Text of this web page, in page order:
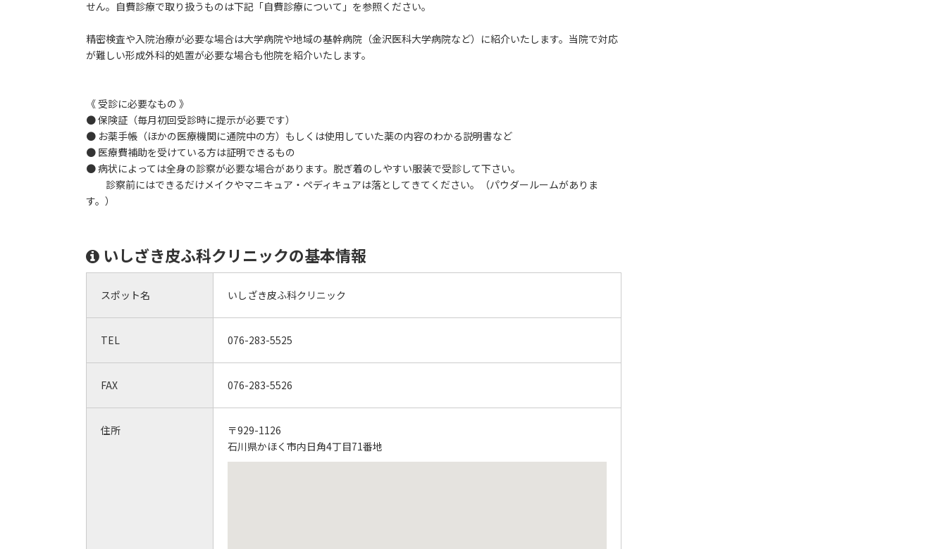
せん。自費診療で取り扱うものは下記「自費診療について」を参照ください。
精密検査や入院治療が必要な場合は大学病院や地域の基幹病院（金沢医科大学病院など）に紹介いたします。当院で対応
が難しい形成外科的処置が必要な場合も他院を紹介いたします。
《 受診に必要なもの 》
● 保険証（毎月初回受診時に提示が必要です）
● お薬手帳（ほかの医療機関に通院中の方）もしくは使用していた薬の内容のわかる説明書など
● 医療費補助を受けている方は証明できるもの
● 病状によっては全身の診察が必要な場合があります。脱ぎ着のしやすい服装で受診して下さい。
診察前にはできるだけメイクやマニキュア・ペディキュアは落としてきてください。（パウダールームがありま
す。）
いしざき皮ふ科クリニックの基本情報
スポット名 いしざき皮ふ科クリニック
TEL 076-283-5525
FAX 076-283-5526
住所
〒929-1126
石川県かほく市内日角4丁目71番地